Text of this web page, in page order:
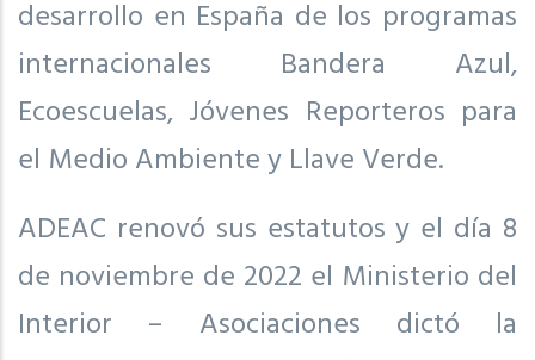
desarrollo en España de los programas
internacionales Bandera Azul,
Ecoescuelas, Jóvenes Reporteros para
el Medio Ambiente y Llave Verde.
ADEAC renovó sus estatutos y el día 8
de noviembre de 2022 el Ministerio del
Interior – Asociaciones dictó la